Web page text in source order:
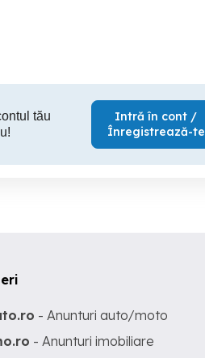
tău
Intră în cont /
Înregistrează-te
- Anunturi auto/moto
- Anunturi imobiliare